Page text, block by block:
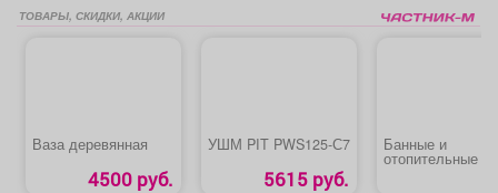
ТОВАРЫ, СКИДКИ, АКЦИИ
Ваза деревянная
4500 руб.
УШМ PIT PWS125-С7
5615 руб.
Банные и
отопительные